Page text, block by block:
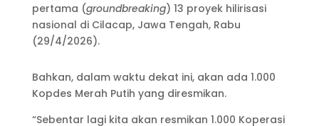
pertama (groundbreaking) 13 proyek hilirisasi
nasional di Cilacap, Jawa Tengah, Rabu
(29/4/2026).
Bahkan, dalam waktu dekat ini, akan ada 1.000
Kopdes Merah Putih yang diresmikan.
“Sebentar lagi kita akan resmikan 1.000 Koperasi